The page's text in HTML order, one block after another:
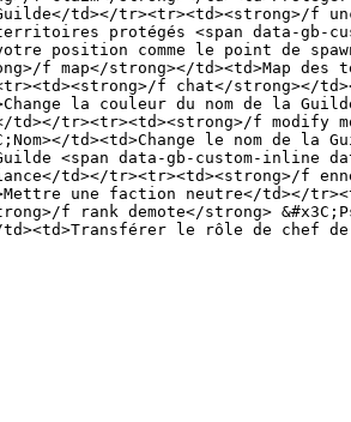
td></tr><tr><td><strong>/f
protégés <span data-gb-
position comme le point de
f map</strong></td><td>Map
f chat</strong></
la couleur du nom de la
tr><tr><td><strong>/f modify
td><td>Change le nom de la
<span data-gb-custom-inline
td></tr><tr><td><strong>/f
une faction neutre</td></
f rank demote</strong>
le rôle de chef